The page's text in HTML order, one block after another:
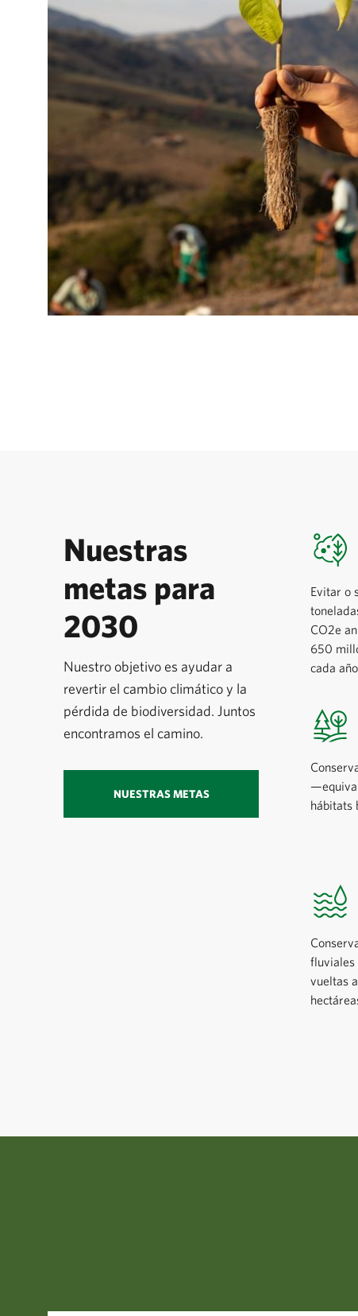
Nuestras
metas para
2030
Nuestro objetivo es ayudar a
revertir el cambio climático y la
pérdida de biodiversidad. Juntos
encontramos el camino.
NUESTRAS METAS
Evitar o
CO2e
650
cada
hábitats
fluviales
vueltas